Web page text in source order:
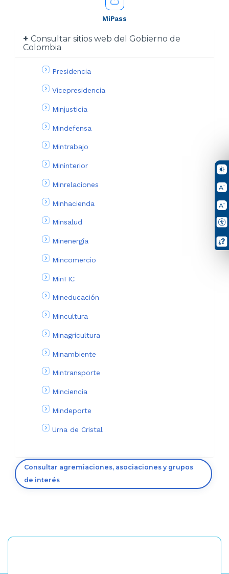
MiPass
Consultar sitios web del Gobierno de
Colombia
Presidencia
Vicepresidencia
Minjusticia
Mindefensa
Mintrabajo
Mininterior
Minrelaciones
Minhacienda
Minsalud
Minenergía
Mincomercio
MinTIC
Mineducación
Mincultura
Minagricultura
Minambiente
Mintransporte
Minciencia
Mindeporte
Urna de Cristal
Consultar agremiaciones, asociaciones y grupos
de interés